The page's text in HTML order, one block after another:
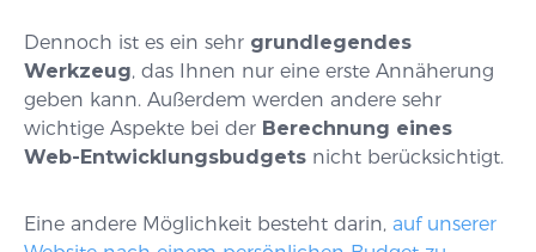
Dennoch ist es ein sehr grundlegendes
Werkzeug, das Ihnen nur eine erste Annäherung
geben kann. Außerdem werden andere sehr
wichtige Aspekte bei der Berechnung eines
Web-Entwicklungsbudgets nicht berücksichtigt.
Eine andere Möglichkeit besteht darin, auf unserer